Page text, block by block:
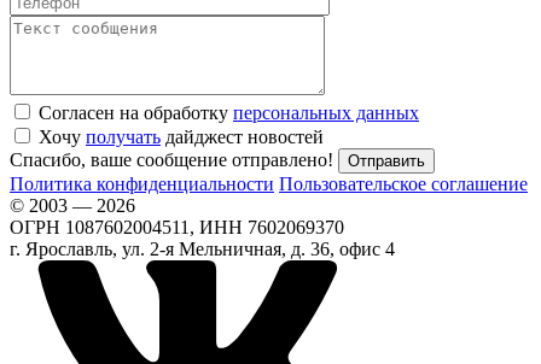
Согласен на обработку персональных данных
Хочу получать дайджест новостей
Спасибо, ваше сообщение отправлено!
Политика конфиденциальности Пользовательское соглашение
© 2003 — 2026
ОГРН 1087602004511, ИНН 7602069370
г. Ярославль, ул. 2-я Мельничная, д. 36, офис 4